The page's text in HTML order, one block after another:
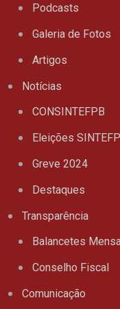
Podcasts
Galeria de Fotos
Artigos
Notícias
CONSINTEFPB
Eleições
Greve 2024
Destaques
Transparência
Balancetes
Conselho Fiscal
Comunicação